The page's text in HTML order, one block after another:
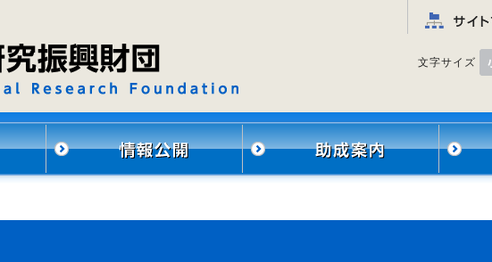
文字サイズ